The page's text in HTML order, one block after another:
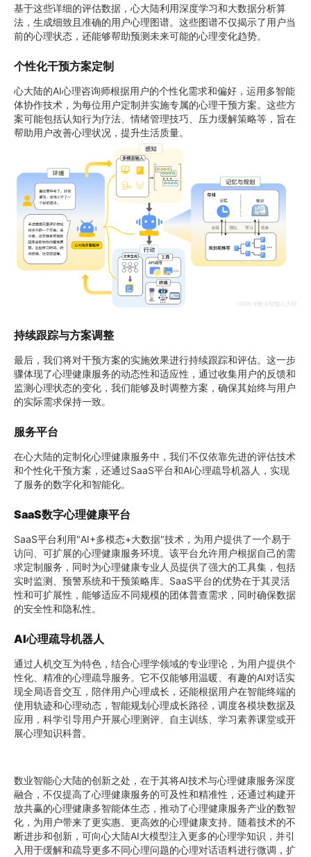
基于这些详细的评估数据，心大陆利用深度学习和大数据分析算
法，生成细致且准确的用户心理图谱。这些图谱不仅揭示了用户当
前的心理状态，还能够帮助预测未来可能的心理变化趋势。
个性化干预方案定制
心大陆的AI心理咨询师根据用户的个性化需求和偏好， 运用多智能
体协作技术，为每位用户定制并实施专属的心理干预方案。这些方
案可能包括认知行为疗法、情绪管理技巧、压力缓解策略等，旨在
帮助用户改善心理状况，提升生活质量。
持续跟踪与方案调整
最后，我们将对干预方案的实施效果进行持续跟踪和评估。这一步
骤体现了心理健康服务的动态性和适应性，通过收集用户的反馈和
监测心理状态的变化，我们能够及时调整方案，确保其始终与用户
的实际需求保持一致。
服务平台
在心大陆的定制化心理健康服务中，我们不仅依靠先进的评估技术
和个性化干预方案，还通过SaaS平台和AI心理疏导机器人，实现
了服务的数字化和智能化。
SaaS数字心理健康平台
SaaS平台利用"AI+多模态+大数据"技术，为用户提供了一个易于
访问、可扩展的心理健康服务环境。该平台允许用户根据自己的需
求定制服务，同时为心理健康专业人员提供了强大的工具集，包括
实时监测、预警系统和干预策略库。SaaS平台的优势在于其灵活
性和可扩展性，能够适应不同规模的团体普查需求，同时确保数据
的安全性和隐私性。
AI心理疏导机器人
通过人机交互为特色，结合心理学领域的专业理论，为用户提供个
性化、精准的心理疏导服务。它不仅能够用温暖、有趣的AI对话实
现全局语音交互，陪伴用户心理成长，还能根据用户在智能终端的
使用轨迹和心理动态，智能规划心理成长路径，调度各模块数据及
应用，科学引导用户开展心理测评、自主训练、学习素养课堂或开
展心理知识科普。
数业智能心大陆的创新之处，在于其将AI技术与心理健康服务深度
融合，不仅提高了心理健康服务的可及性和精准性，还通过构建开
放共赢的心理健康多智能体生态，推动了心理健康服务产业的数智
化，为用户带来了更实惠、更高效的心理健康支持。随着技术的不
断进步和创新，可向心大陆AI大模型注入更多的心理学知识，并引
入用于缓解和疏导更多不同心理问题的心理对话语料进行微调，扩